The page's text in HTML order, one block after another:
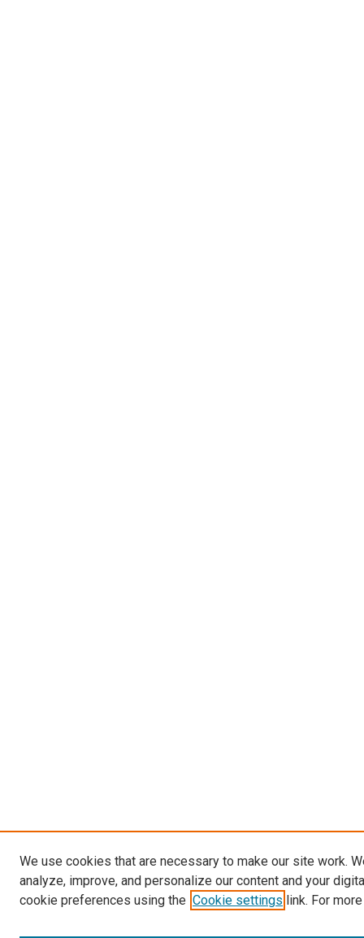
We use cookies that are necessary to make our site work.
analyze, improve, and personalize our content and your
cookie preferences using the Cookie settings link. For